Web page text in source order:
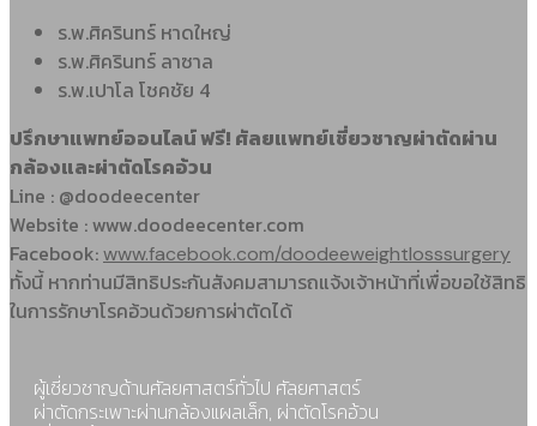
ร.พ.ศิครินทร์ หาดใหญ่
ร.พ.ศิครินทร์ ลาซาล
ร.พ.เปาโล โชคชัย 4
ปรึกษาแพทย์ออนไลน์ ฟรี! ศัลยแพทย์เชี่ยวชาญผ่าตัดผ่าน
กล้องและผ่าตัดโรคอ้วน
Line : @doodeecenter
Website : www.doodeecenter.com
Facebook:www.facebook.com/doodeeweightlosssurgery
ทั้งนี้ หากท่านมีสิทธิประกันสังคมสามารถแจ้งเจ้าหน้าที่เพื่อขอใช้สิทธิ
ในการรักษาโรคอ้วนด้วยการผ่าตัดได้
ผู้เชี่ยวชาญด้านศัลยศาสตร์ทั่วไป ศัลยศาสตร์
ผ่าตัดกระเพาะผ่านกล้องแผลเล็ก, ผ่าตัดโรคอ้วน